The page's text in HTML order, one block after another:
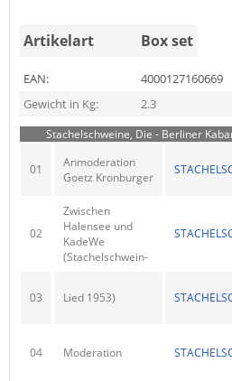
Artikelart Box set
EAN:
4000127160669
Gewicht in Kg:
2.3
Stachelschweine, Die - Berliner
01
Anmoderation
Goetz Kronburger
02
Zwischen
Halensee und
KadeWe
(Stachelschwein-
03 Lied 1953)
04 Moderation